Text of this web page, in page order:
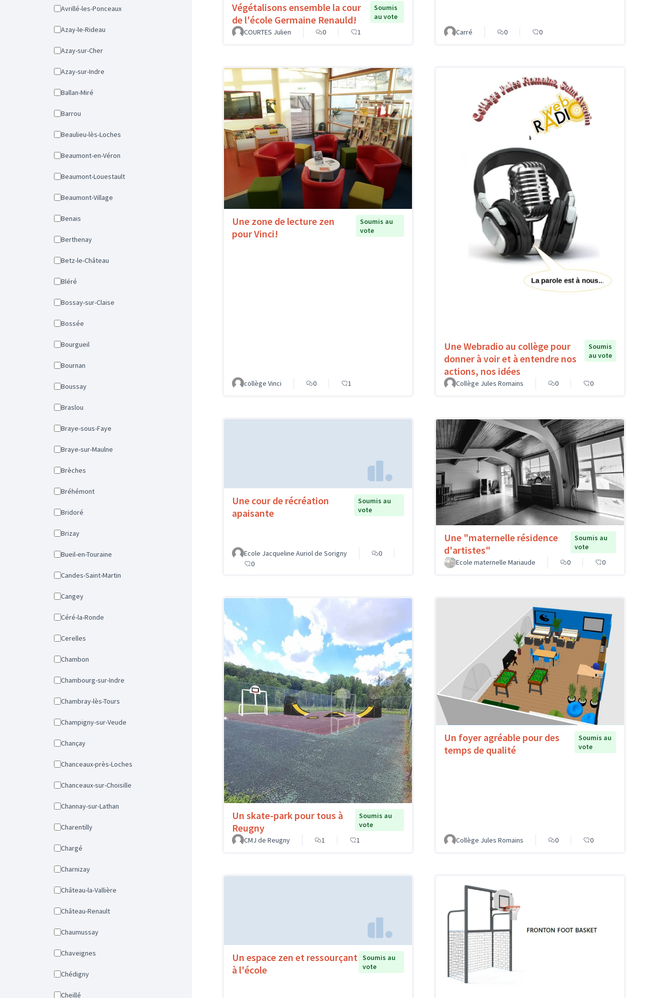
Avrillé-les-Ponceaux
Azay-le-Rideau
Azay-sur-Cher
Azay-sur-Indre
Ballan-Miré
Barrou
Beaulieu-lès-Loches
Beaumont-en-Véron
Beaumont-Louestault
Beaumont-Village
Benais
Berthenay
Betz-le-Château
Bléré
Bossay-sur-Claise
Bossée
Bourgueil
Bournan
Boussay
Braslou
Braye-sous-Faye
Braye-sur-Maulne
Brèches
Bréhémont
Bridoré
Brizay
Bueil-en-Touraine
Candes-Saint-Martin
Cangey
Céré-la-Ronde
Cerelles
Chambon
Chambourg-sur-Indre
Chambray-lès-Tours
Champigny-sur-Veude
Chançay
Chanceaux-près-Loches
Chanceaux-sur-Choisille
Channay-sur-Lathan
Charentilly
Chargé
Charnizay
Château-la-Vallière
Château-Renault
Chaumussay
Chaveignes
Chédigny
Cheillé
Végétalisons ensemble la cour
de l'école Germaine Renauld!
Soumis
au vote
COURTES Julien
0 1 Carré 0 0
Une zone de lecture zen
pour Vinci!
Soumis au
vote
collège Vinci 0 1
Une Webradio au collège pour
donner à voir et à entendre nos
actions, nos idées
Soumis
au vote
Collège Jules Romains 0 0
Une cour de récréation
apaisante
Soumis au
vote
Ecole Jacqueline Auriol de Sorigny
0
0
Une "maternelle résidence
d'artistes"
Soumis au
vote
Ecole maternelle Mariaude
0 0
Un skate-park pour tous à
Reugny
Soumis au
vote
CMJ de Reugny
1 1
Un foyer agréable pour des
temps de qualité
Soumis au
vote
Collège Jules Romains 0 0
Un espace zen et ressourçant
à l'école
Soumis au
vote